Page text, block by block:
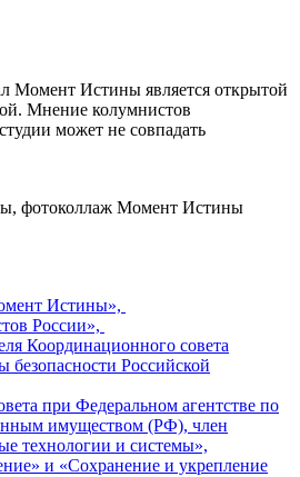
Момент Истины является открытой
Мнение колумнистов
может не совпадать
фотоколлаж Момент Истины
Истины»,
России»,
Координационного совета
безопасности Российской
при Федеральном агентстве по
имуществом (РФ), член
технологии и системы»,
и «Сохранение и укрепление